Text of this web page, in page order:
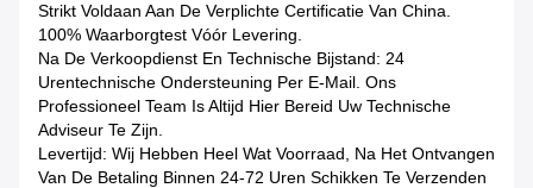
Strikt Voldaan Aan De Verplichte Certificatie Van China.
100% Waarborgtest Vóór Levering.
Na De Verkoopdienst En Technische Bijstand: 24
Urentechnische Ondersteuning Per E-Mail. Ons
Professioneel Team Is Altijd Hier Bereid Uw Technische
Adviseur Te Zijn.
Levertijd: Wij Hebben Heel Wat Voorraad, Na Het Ontvangen
Van De Betaling Binnen 24-72 Uren Schikken Te Verzenden